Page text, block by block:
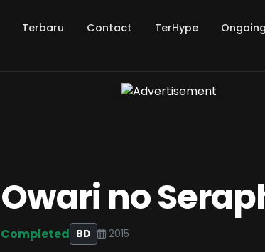
Terbaru Contact TerHype Ongoing
Owari no
Completed BD 2015